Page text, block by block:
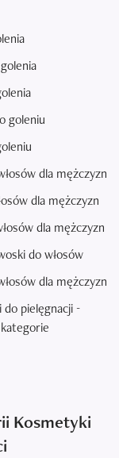
goleniu
dla mężczyzn
dla mężczyzn
dla mężczyzn
do włosów
dla mężczyzn
pielęgnacji -
Kosmetyki